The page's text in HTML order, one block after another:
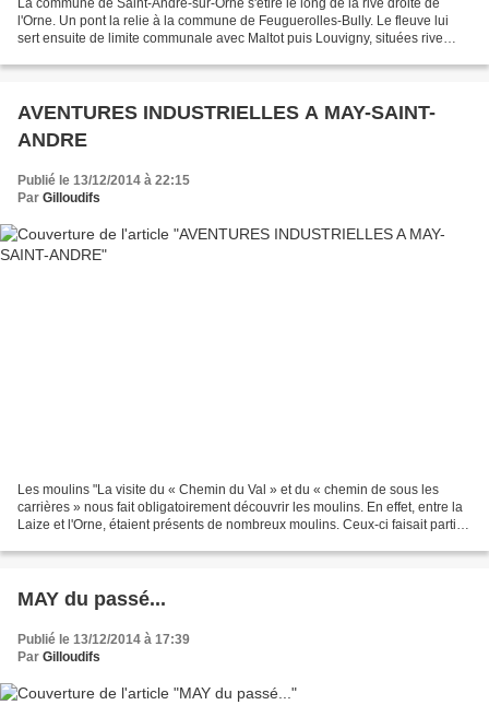
l'Orne. Un pont la relie à la commune de Feuguerolles-Bully. Le fleuve lui
sert ensuite de limite communale avec Maltot puis Louvigny, situées rive
AVENTURES INDUSTRIELLES A MAY-SAINT-
ANDRE
Publié le 13/12/2014 à 22:15
Par Gilloudifs
Les moulins "La visite du « Chemin du Val » et du « chemin de sous les
carrières » nous fait obligatoirement découvrir les moulins. En effet, entre la
Laize et l'Orne, étaient présents de nombreux moulins. Ceux-ci faisait partis
MAY du passé...
Publié le 13/12/2014 à 17:39
Par Gilloudifs